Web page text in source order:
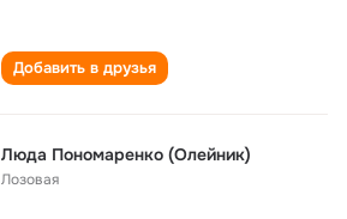
Добавить в друзья
Люда Пономаренко (Олейник)
Лозовая